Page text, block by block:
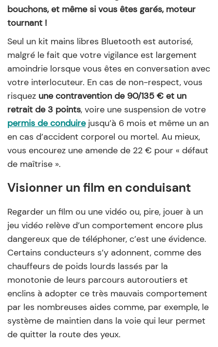
bouchons, et même si vous êtes garés, moteur
tournant !
Seul un kit mains libres Bluetooth est autorisé,
malgré le fait que votre vigilance est largement
amoindrie lorsque vous êtes en conversation avec
votre interlocuteur. En cas de non-respect, vous
risquez une contravention de 90/135 € et un
retrait de 3 points, voire une suspension de votre
permis de conduirejusqu’à 6 mois et même un an
en cas d’accident corporel ou mortel. Au mieux,
vous encourez une amende de 22 € pour « défaut
de maîtrise ».
Visionner un film en conduisant
Regarder un film ou une vidéo ou, pire, jouer à un
jeu vidéo relève d’un comportement encore plus
dangereux que de téléphoner, c’est une évidence.
Certains conducteurs s’y adonnent, comme des
chauffeurs de poids lourds lassés par la
monotonie de leurs parcours autoroutiers et
enclins à adopter ce très mauvais comportement
par les nombreuses aides comme, par exemple, le
système de maintien dans la voie qui leur permet
de quitter la route des yeux.